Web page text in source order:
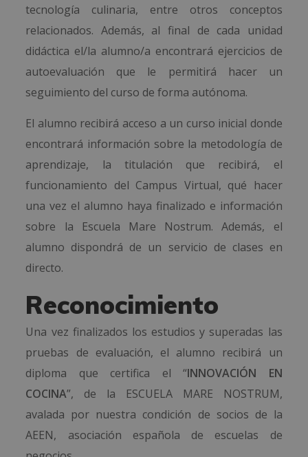
tecnología culinaria, entre otros conceptos
relacionados. Además, al final de cada unidad
didáctica el/la alumno/a encontrará ejercicios de
autoevaluación que le permitirá hacer un
seguimiento del curso de forma autónoma.
El alumno recibirá acceso a un curso inicial donde
encontrará información sobre la metodología de
aprendizaje, la titulación que recibirá, el
funcionamiento del Campus Virtual, qué hacer
una vez el alumno haya finalizado e información
sobre la Escuela Mare Nostrum. Además, el
alumno dispondrá de un servicio de clases en
directo.
Reconocimiento
Una vez finalizados los estudios y superadas las
pruebas de evaluación, el alumno recibirá un
diploma que certifica el “INNOVACIÓN EN
COCINA”, de la ESCUELA MARE NOSTRUM,
avalada por nuestra condición de socios de la
AEEN, asociación española de escuelas de